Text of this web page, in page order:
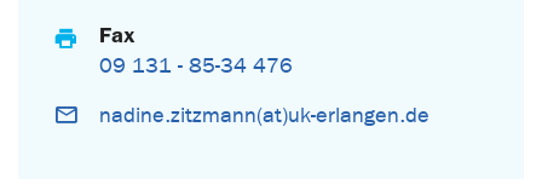
Fax
09 131 - 85-34 476
nadine.zitzmann(at)uk-erlangen.de